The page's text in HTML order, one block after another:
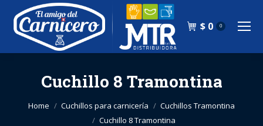
$ 0 0
Cuchillo 8 Tramontina
You are here:
Home Cuchillos para carnicería
Cuchillos Tramontina
Cuchillo 8 Tramontina